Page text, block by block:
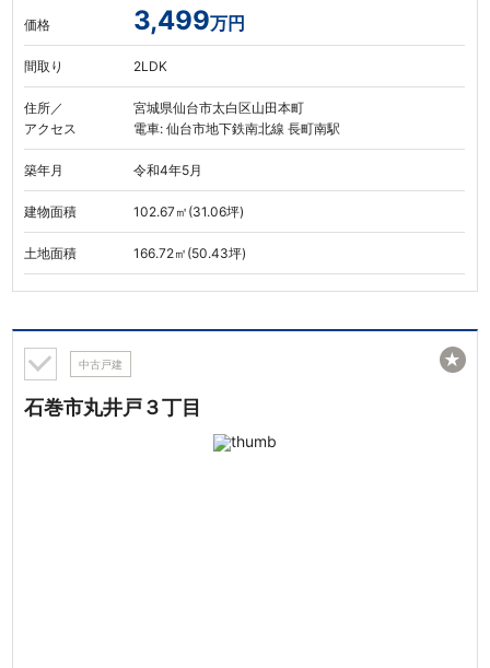
価格 3,499万円
間取り 2LDK
住所／
アクセス
宮城県仙台市太白区山田本町
電車: 仙台市地下鉄南北線 長町南駅
築年月 令和4年5月
建物面積 102.67㎡(31.06坪)
土地面積 166.72㎡(50.43坪)
中古戸建
石巻市丸井戸３丁目
★